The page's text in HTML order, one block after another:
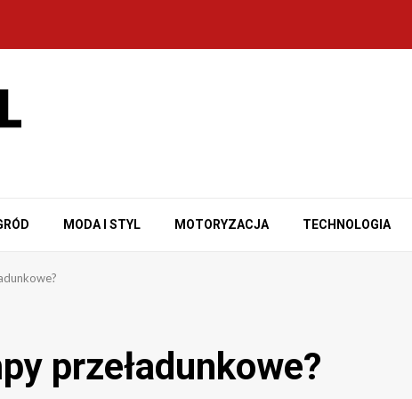
MODA I STYL MOTORYZACJA TECHNOLOGIA
przeładunkowe?